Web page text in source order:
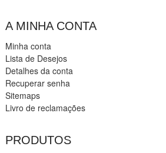
A MINHA CONTA
Minha conta
Lista de Desejos
Detalhes da conta
Recuperar senha
Sitemaps
Livro de reclamações
PRODUTOS